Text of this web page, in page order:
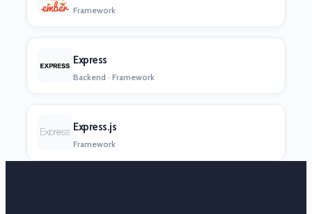
Framework
Express
Backend · Framework
Express.js
Framework